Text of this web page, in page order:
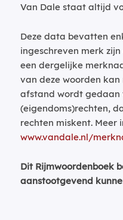
Van Dale staat altijd
Deze data bevatten
ingeschreven merk
een dergelijke
van deze woorden
afstand wordt gedaan
(eigendoms)rechten,
rechten miskent.
www.vandale.nl/
Dit Rijmwoordenboek
aanstootgevend